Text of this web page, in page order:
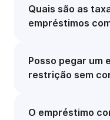
Quais são as
empréstimos
Posso pegar um
restrição sem
O empréstimo